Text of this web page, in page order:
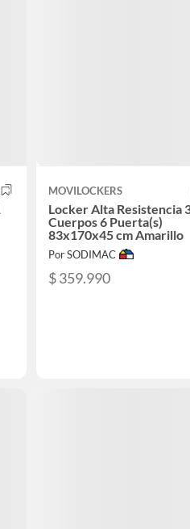
MOVILOCKERS
Locker Alta Resistencia
Cuerpos 6 Puerta(s)
83x170x45 cm Amarillo
Por SODIMAC
$ 359.990